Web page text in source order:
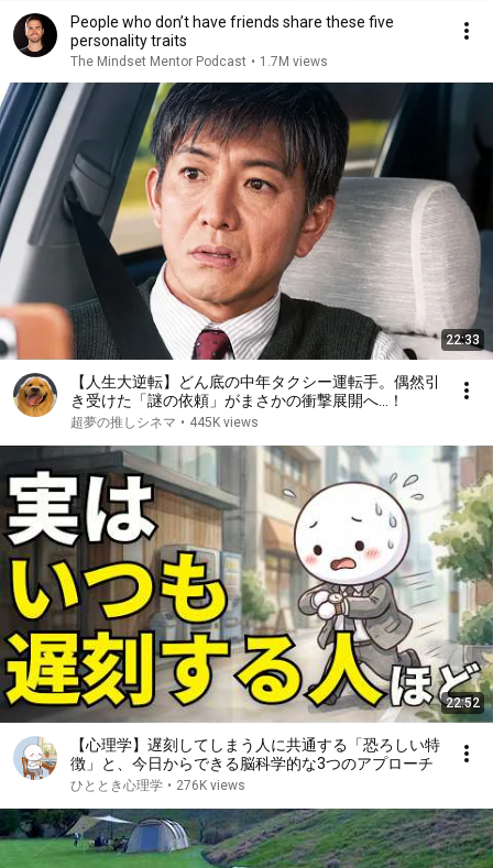
People who don’t have friends share these five
personality traits
The Mindset Mentor Podcast • 1.7M views
22:33
【人生大逆転】どん底の中年タクシー運転手。偶然引
き受けた「謎の依頼」がまさかの衝撃展開へ…！
超夢の推しシネマ • 445K views
22:52
【心理学】遅刻してしまう人に共通する「恐ろしい特
徴」と、今日からできる脳科学的な3つのアプローチ
ひととき心理学 • 276K views